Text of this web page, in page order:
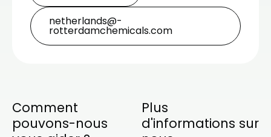
netherlands@­
rotterdamchemicals.com
Comment
pouvons-nous
Plus
d'informations sur